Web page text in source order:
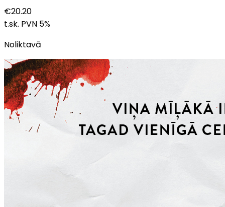
€20.20
t.sk. PVN 5%
Noliktavā